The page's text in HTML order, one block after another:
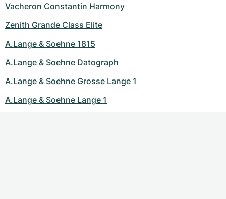
Vacheron Constantin Harmony
Zenith Grande Class Elite
A.Lange & Soehne 1815
A.Lange & Soehne Datograph
A.Lange & Soehne Grosse Lange 1
A.Lange & Soehne Lange 1